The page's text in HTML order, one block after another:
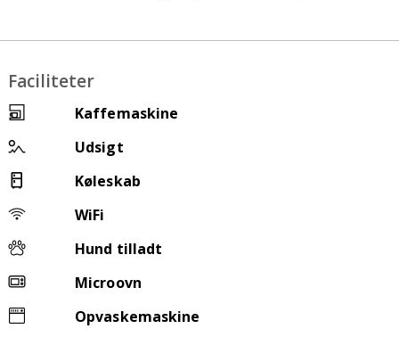
Faciliteter
Kaffemaskine
Udsigt
Køleskab
WiFi
Hund tilladt
Microovn
Opvaskemaskine